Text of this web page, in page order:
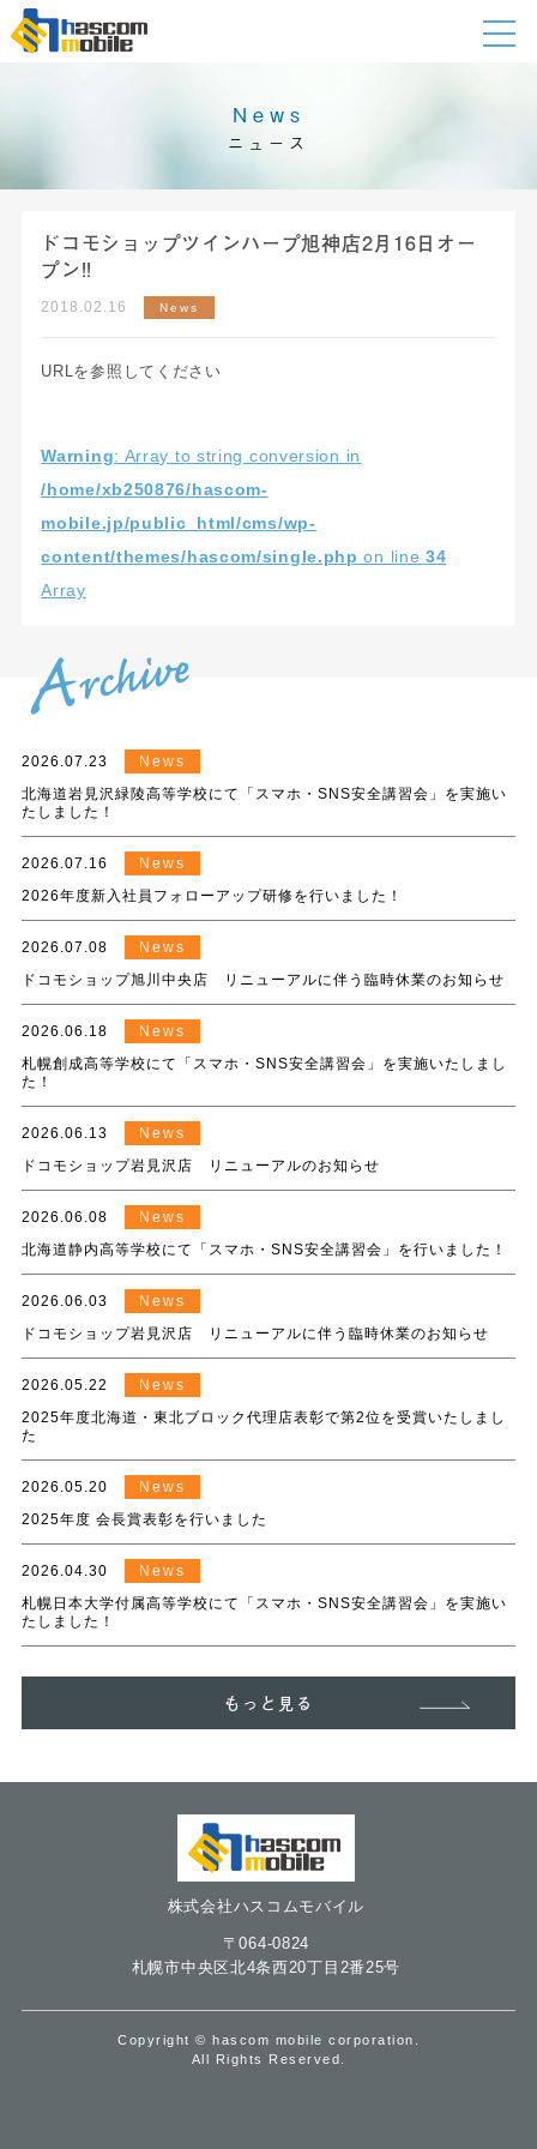
News
ニュース
ドコモショップツインハープ旭神店2月16日オー
プン!!
2018.02.16 News
URLを参照してください
Warning: Array to string conversion in
/home/xb250876/hascom-
mobile.jp/public_html/cms/wp-
content/themes/hascom/single.php on line34
Array
2026.07.23
News
北海道岩見沢緑陵高等学校にて「スマホ・SNS安全講習会」を実施い
たしました！
2026.07.16
News
2026年度新入社員フォローアップ研修を行いました！
2026.07.08
News
ドコモショップ旭川中央店 リニューアルに伴う臨時休業のお知らせ
2026.06.18
News
札幌創成高等学校にて「スマホ・SNS安全講習会」を実施いたしまし
た！
2026.06.13
News
ドコモショップ岩見沢店 リニューアルのお知らせ
2026.06.08
News
北海道静内高等学校にて「スマホ・SNS安全講習会」を行いました！
2026.06.03
News
ドコモショップ岩見沢店 リニューアルに伴う臨時休業のお知らせ
2026.05.22
News
2025年度北海道・東北ブロック代理店表彰で第2位を受賞いたしまし
た
2026.05.20
News
2025年度 会長賞表彰を行いました
2026.04.30
News
札幌日本大学付属高等学校にて「スマホ・SNS安全講習会」を実施い
たしました！
もっと見る
株式会社ハスコムモバイル
〒064-0824
札幌市中央区北4条西20丁目2番25号
Copyright © hascom mobile corporation.
All Rights Reserved.